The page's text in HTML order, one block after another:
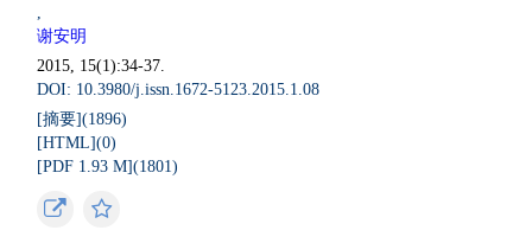
,
谢安明
2015, 15(1):34-37.
DOI: 10.3980/j.issn.1672-5123.2015.1.08
[摘要](1896)
[HTML](0)
[PDF 1.93 M](1801)